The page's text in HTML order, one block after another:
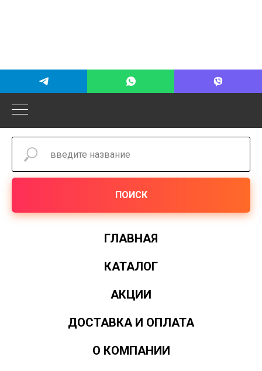
ПОИСК
ГЛАВНАЯ
КАТАЛОГ
АКЦИИ
ДОСТАВКА И ОПЛАТА
О КОМПАНИИ